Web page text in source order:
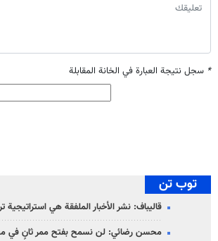
* سجل نتيجة العبارة في الخانة المقابلة
توب تن
قاليباف: نشر الأخبار الملفقة هي استراتيجية
محسن رضائي: لن نسمح بفتح ممر ثانٍ في